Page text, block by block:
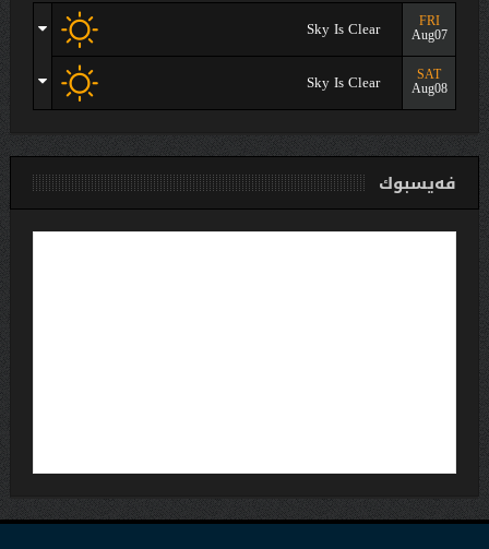
FRI
Aug07
Sky Is Clear
SAT
Aug08
Sky Is Clear
فەیسبوك